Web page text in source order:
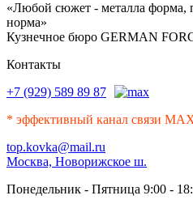
«Любой сюжет - металла
норма»
Кузнечное бюро GERMAN
Контакты
+7 (929) 589 89 87
* эффективный канал связи
top.kovka@mail.ru
Москва, Новорижское ш.
Понедельник - Пятница 9:00 -